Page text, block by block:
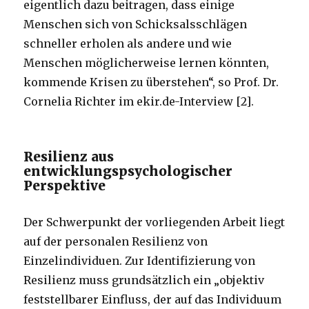
eigentlich dazu beitragen, dass einige
Menschen sich von Schicksalsschlägen
schneller erholen als andere und wie
Menschen möglicherweise lernen könnten,
kommende Krisen zu überstehen“, so Prof. Dr.
Cornelia Richter im ekir.de-Interview [2].
Resilienz aus
entwicklungspsychologischer
Perspektive
Der Schwerpunkt der vorliegenden Arbeit liegt
auf der personalen Resilienz von
Einzelindividuen. Zur Identifizierung von
Resilienz muss grundsätzlich ein „objektiv
feststellbarer Einfluss, der auf das Individuum